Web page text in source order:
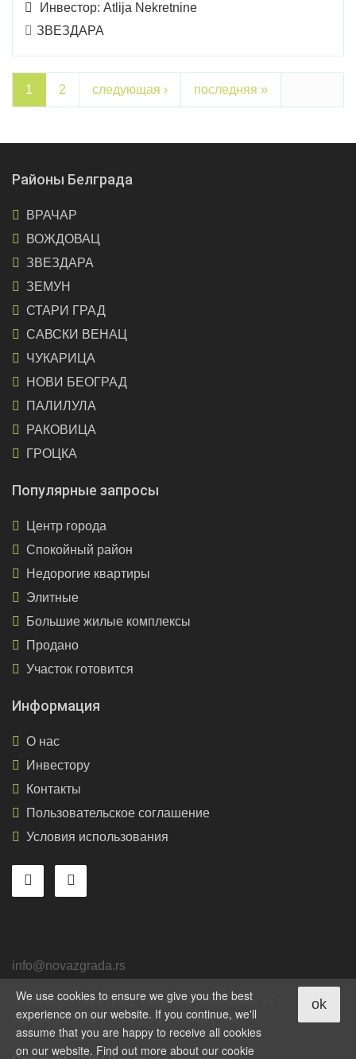
Инвестор: Atlija Nekretnine
ЗВЕЗДАРА
1 2 следующая › последняя »
Районы Белграда
ВРАЧАР
ВОЖДОВАЦ
ЗВЕЗДАРА
ЗЕМУН
СТАРИ ГРАД
САВСКИ ВЕНАЦ
ЧУКАРИЦА
НОВИ БЕОГРАД
ПАЛИЛУЛА
РАКОВИЦА
ГРОЦКА
Популярные запросы
Центр города
Спокойный район
Недорогие квартиры
Элитные
Большие жилые комплексы
Продано
Участок готовится
Информация
О нас
Инвестору
Контакты
Пользовательское соглашение
Условия использования
info@novazgrada.rs
Белград, Стари град,Тадеуша Кошчушка, 92
Время работы с 9-00 до 18-00 пон - пят
We use cookies to ensure we give you the best
experience on our website. If you continue, we'll
assume that you are happy to receive all cookies
on our website. Find out more about our cookie
ok